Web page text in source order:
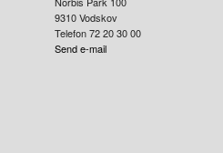
9310 Vodskov
Telefon 72 20 30 00
Send e-mail